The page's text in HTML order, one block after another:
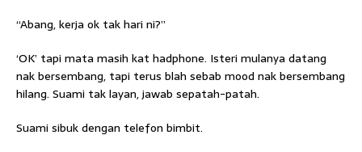
“Abang, kerja ok tak hari ni?”
‘OK’ tapi mata masih kat hadphone. Isteri mulanya datang
nak bersembang, tapi terus blah sebab mood nak bersembang
hilang. Suami tak layan, jawab sepatah-patah.
Suami sibuk dengan telefon bimbit.